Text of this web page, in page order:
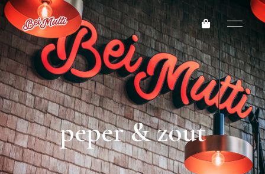
peper & zout